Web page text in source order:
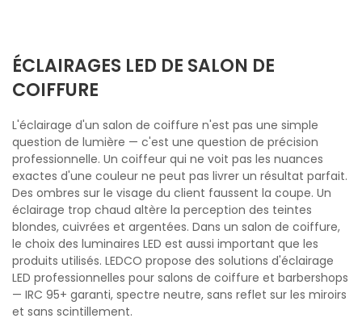
ÉCLAIRAGES LED DE SALON DE
COIFFURE
L'éclairage d'un salon de coiffure n'est pas une simple
question de lumière — c'est une question de précision
professionnelle. Un coiffeur qui ne voit pas les nuances
exactes d'une couleur ne peut pas livrer un résultat parfait.
Des ombres sur le visage du client faussent la coupe. Un
éclairage trop chaud altère la perception des teintes
blondes, cuivrées et argentées. Dans un salon de coiffure,
le choix des luminaires LED est aussi important que les
produits utilisés. LEDCO propose des solutions d'éclairage
LED professionnelles pour salons de coiffure et barbershops
— IRC 95+ garanti, spectre neutre, sans reflet sur les miroirs
et sans scintillement.